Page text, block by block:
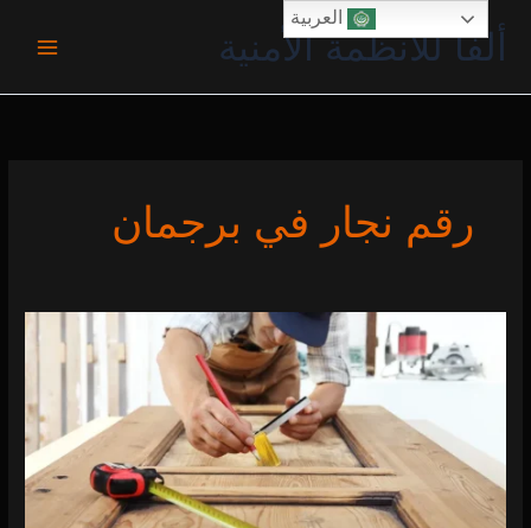
المحتوىألفا للأنظمة الأمنية
رقم نجار في برجمان
برج
0 (0)
العربية